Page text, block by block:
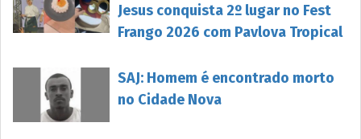
Jesus conquista 2º lugar no Fest
Frango 2026 com Pavlova Tropical
SAJ: Homem é encontrado morto
no Cidade Nova